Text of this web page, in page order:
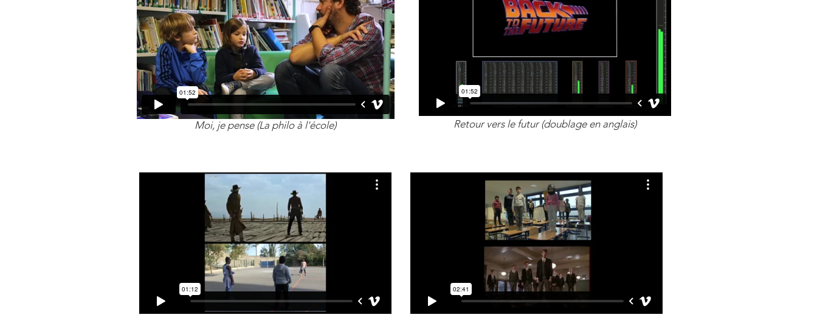
Moi, je pense (La philo à l'école) Retour vers le futur (doublage en anglais)